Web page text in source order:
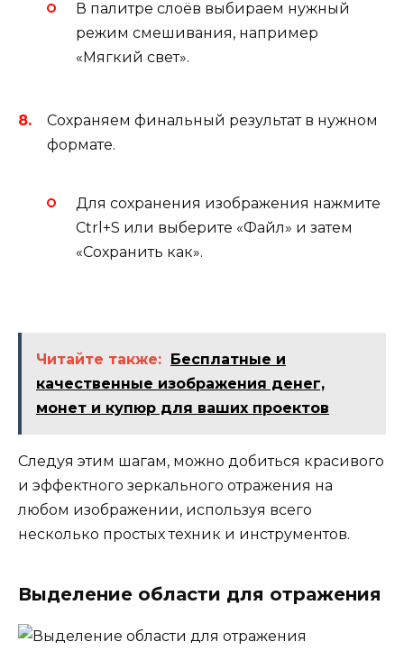
В палитре слоёв выбираем нужный
режим смешивания, например
«Мягкий свет».
Сохраняем финальный результат в нужном
формате.
Для сохранения изображения нажмите
Ctrl+S или выберите «Файл» и затем
«Сохранить как».
Читайте также: Бесплатные и
качественные изображения денег,
монет и купюр для ваших проектов
Следуя этим шагам, можно добиться красивого
и эффектного зеркального отражения на
любом изображении, используя всего
несколько простых техник и инструментов.
Выделение области для отражения